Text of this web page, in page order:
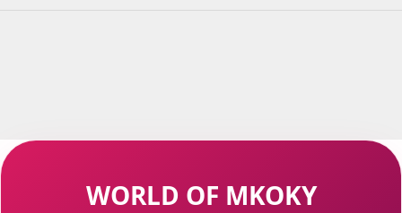
WORLD OF MKOKY